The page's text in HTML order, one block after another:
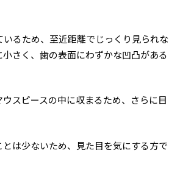
るため、至近距離でじっくり見られな
さく、歯の表面にわずかな凹凸がある
スピースの中に収まるため、さらに目
は少ないため、見た目を気にする方で